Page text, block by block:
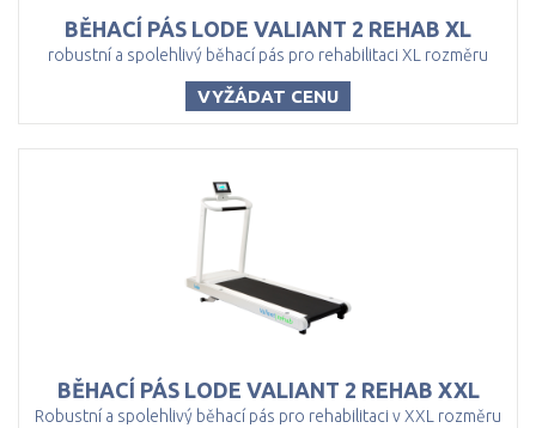
BĚHACÍ PÁS LODE VALIANT 2 REHAB XL
robustní a spolehlivý běhací pás pro rehabilitaci XL rozměru
VYŽÁDAT CENU
BĚHACÍ PÁS LODE VALIANT 2 REHAB XXL
Robustní a spolehlivý běhací pás pro rehabilitaci v XXL rozměru